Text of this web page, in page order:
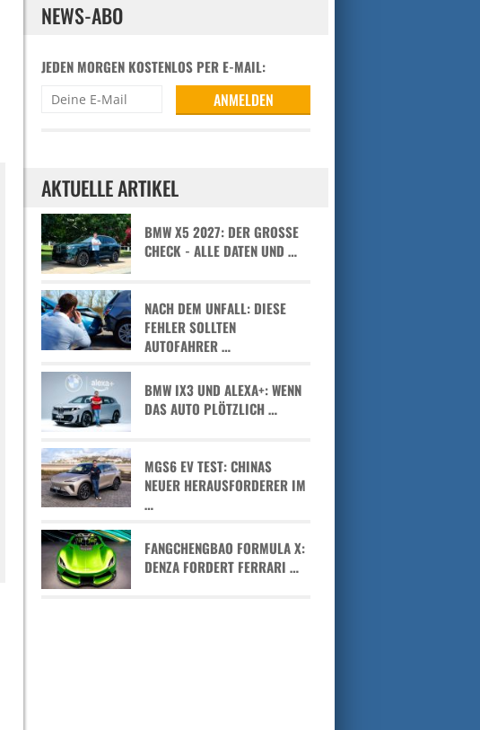
NEWS-ABO
JEDEN MORGEN KOSTENLOS PER E-MAIL:
AKTUELLE ARTIKEL
BMW X5 2027: DER GROSSE C
HECK - ALLE DATEN UND …
NACH DEM UNFALL: DIESE
FEHLER SOLLTEN
AUTOFAHRER …
BMW IX3 UND ALEXA+: WENN
DAS AUTO PLÖTZLICH …
MGS6 EV TEST: CHINAS
NEUER HERAUSFORDERER IM
…
FANGCHENGBAO FORMULA X:
DENZA FORDERT FERRARI …